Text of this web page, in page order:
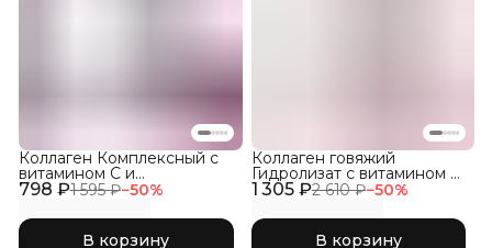
798 ₽1 595 ₽−50%
Коллаген Комплексный с
витамином C и
гиалуроновой кислотой,
В корзину
1 305 ₽2 610 ₽−50%
Коллаген говяжий
Гидролизат с витамином С,
300г
В корзину